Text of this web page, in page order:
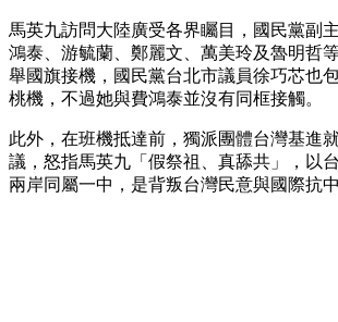
馬英九訪問大陸廣受各界矚目，國民黨副
鴻泰、游毓蘭、鄭麗文、萬美玲及魯明哲
舉國旗接機，國民黨台北市議員徐巧芯也
桃機，不過她與費鴻泰並沒有同框接觸。
此外，在班機抵達前，獨派團體台灣基進
議，怒指馬英九「假祭祖、真舔共」，以
兩岸同屬一中，是背叛台灣民意與國際抗